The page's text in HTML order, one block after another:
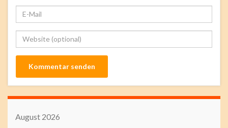
August 2026